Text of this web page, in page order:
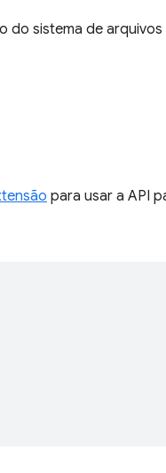
do sistema de arquivos
para usar a API